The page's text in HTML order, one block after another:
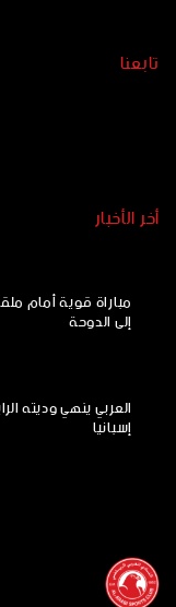
تابعنا
أخر الأخبار
مباراة قوية أمام
إلى الدوحة
العربي ينهي وديته
إسبانيا